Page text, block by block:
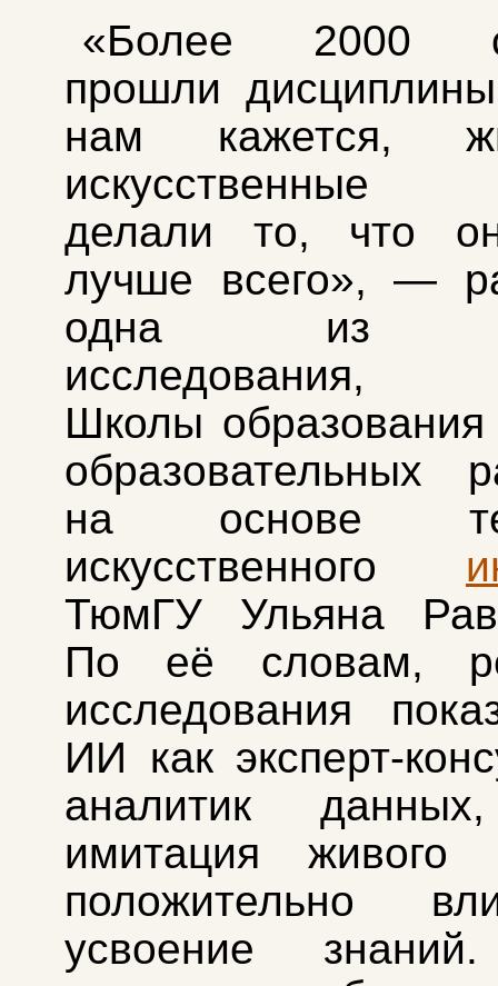
«Более 2000
прошли
нам кажется,
искусственные
делали то, что
лучше всего», —
одна из
исследования,
Школы
образовательных
на основе
искусственного
ТюмГУ Ульяна
По её словам,
исследования
ИИ как
аналитик
имитация живого
положительно
усвоение